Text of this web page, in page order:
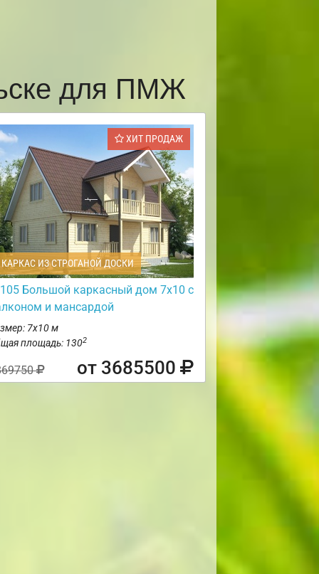
для ПМЖ
ХИТ ПРОДАЖ
ИЗ СТРОГАНОЙ ДОСКИ
Большой каркасный дом 7х10 с
и мансардой
7х10 м
площадь: 1302
от 3685500